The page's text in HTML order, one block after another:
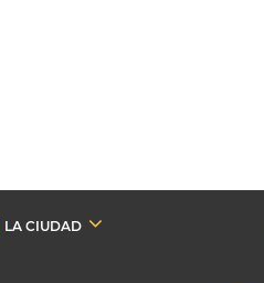
LA CIUDAD